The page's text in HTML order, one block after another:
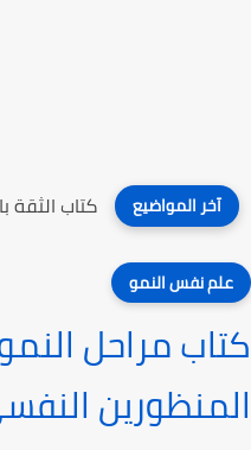
آخر المواضيع كتاب الثقة
علم نفس النمو
كتاب مراحل
المنظورين